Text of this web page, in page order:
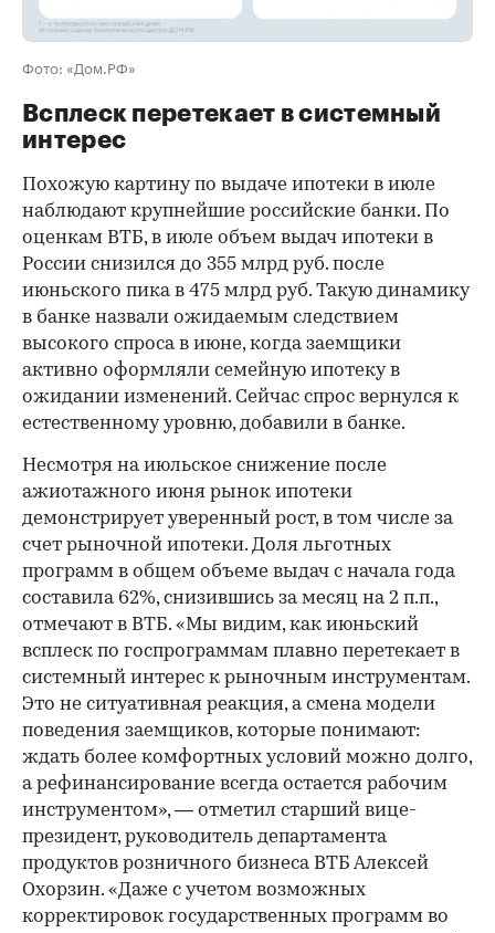
Фото: «Дом.РФ»
Всплеск перетекает в системный
интерес
Похожую картину по выдаче ипотеки в июле
наблюдают крупнейшие российские банки. По
оценкам ВТБ, в июле объем выдач ипотеки в
России снизился до 355 млрд руб. после
июньского пика в 475 млрд руб. Такую динамику
в банке назвали ожидаемым следствием
высокого спроса в июне, когда заемщики
активно оформляли семейную ипотеку в
ожидании изменений. Сейчас спрос вернулся к
естественному уровню, добавили в банке.
Несмотря на июльское снижение после
ажиотажного июня рынок ипотеки
демонстрирует уверенный рост, в том числе за
счет рыночной ипотеки. Доля льготных
программ в общем объеме выдач с начала года
составила 62%, снизившись за месяц на 2 п.п.,
отмечают в ВТБ. «Мы видим, как июньский
всплеск по госпрограммам плавно перетекает в
системный интерес к рыночным инструментам.
Это не ситуативная реакция, а смена модели
поведения заемщиков, которые понимают:
ждать более комфортных условий можно долго,
а рефинансирование всегда остается рабочим
инструментом», — отметил старший вице-
президент, руководитель департамента
продуктов розничного бизнеса ВТБ Алексей
Охорзин. «Даже с учетом возможных
корректировок государственных программ во